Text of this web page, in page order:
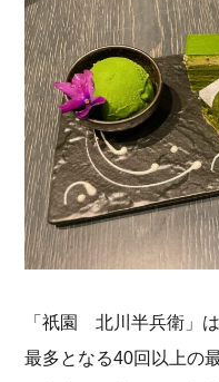
「祇園 北川半兵衛」
最多となる40回以上の